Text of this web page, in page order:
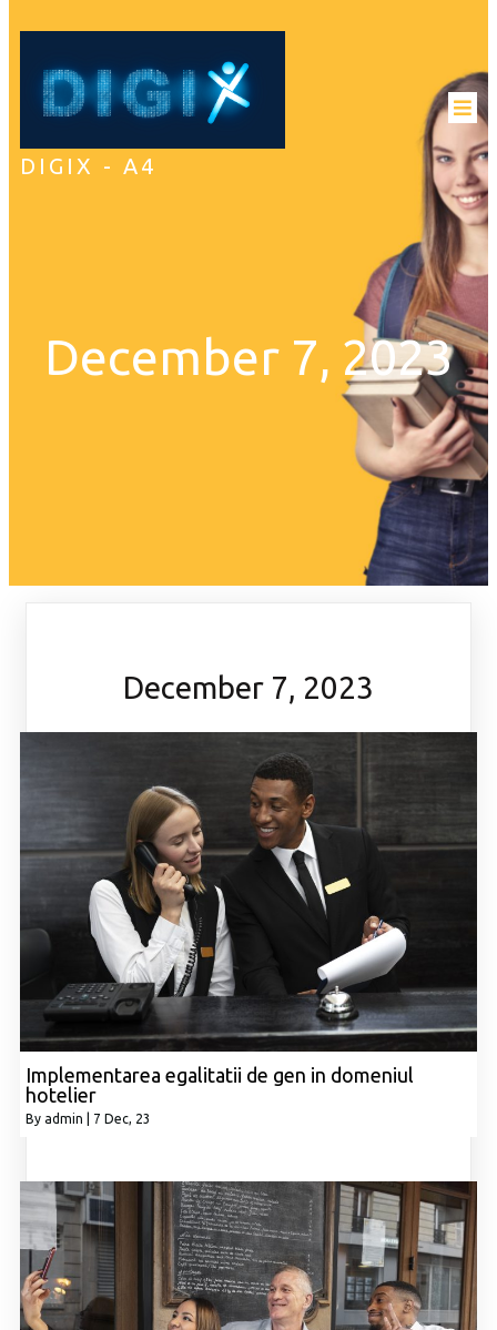
DIGIX - A4
December 7, 2023
December 7, 2023
Implementarea egalitatii de gen in domeniul
hotelier
By admin 7 Dec, 23